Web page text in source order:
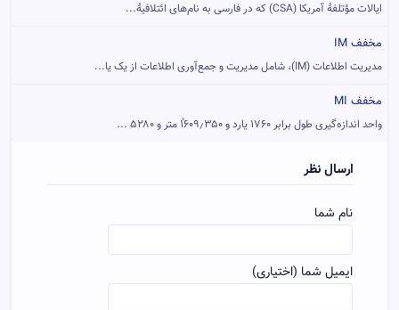
ایالات مؤتلفهٔ آمریکا (CSA) که در فارسی به نام‌های ائتلافیهٔ...
مخفف IM
مدیریت اطلاعات (IM)، شامل مدیریت و جمع‌آوری اطلاعات از یک یا...
مخفف MI
واحد اندازه‌گیری طول برابر ۱۷۶۰ یارد و ۱ُ۶۰۹٫۳۵۰ متر و ۵۲۸۰ ...
ارسال نظر
نام شما
ایمیل شما (اختیاری)